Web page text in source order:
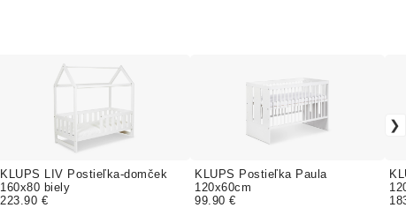
KLUPS LIV Postieľka-domček
160x80 biely
223.90 €
KLUPS Postieľka Paula
120x60cm
99.90 €